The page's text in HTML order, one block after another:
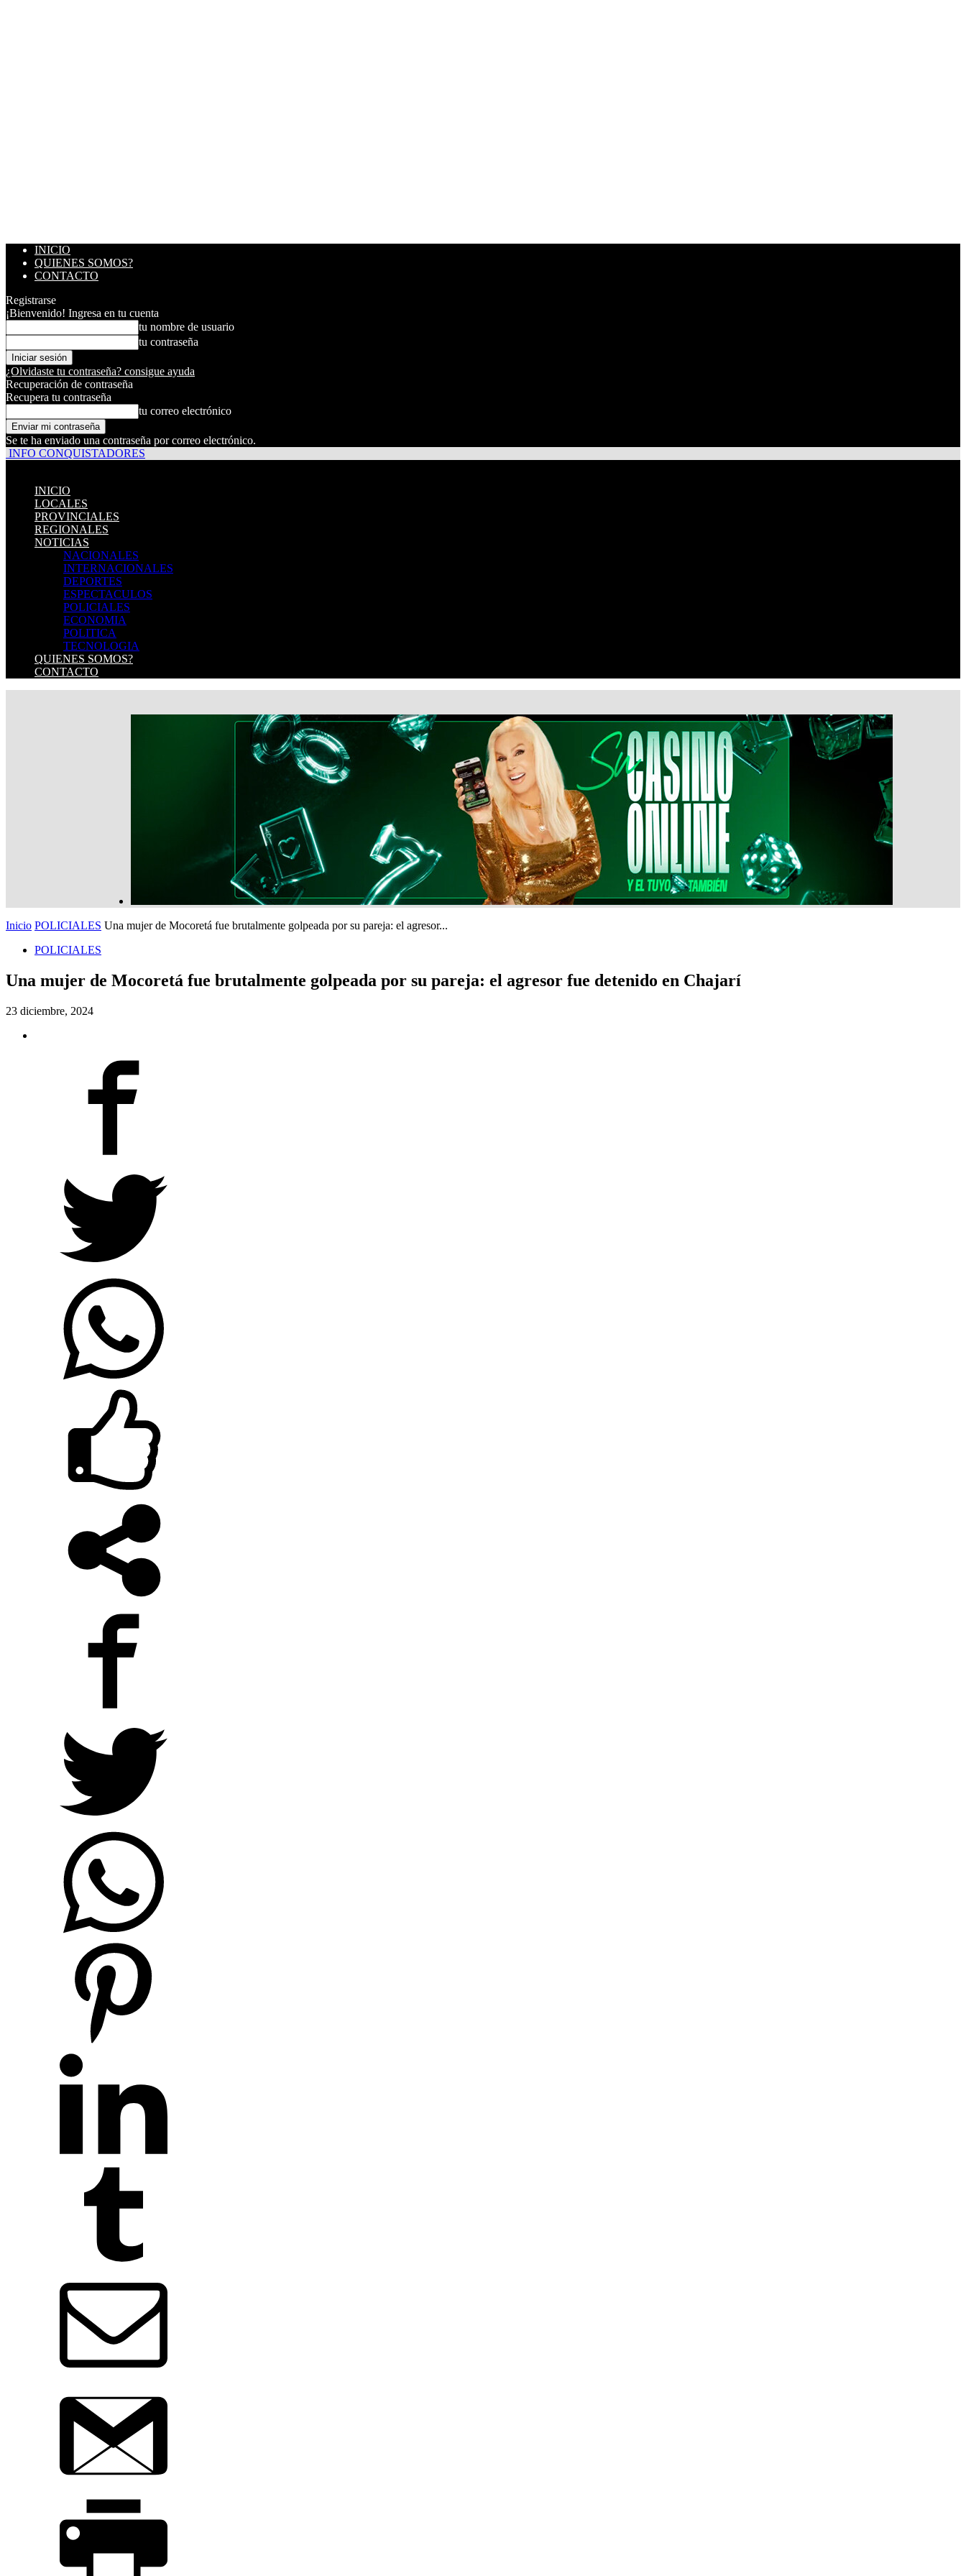
INICIO
QUIENES SOMOS?
CONTACTO
Registrarse
¡Bienvenido! Ingresa en tu cuenta
tu nombre de usuario
tu contraseña
¿Olvidaste tu contraseña? consigue ayuda
Recuperación de contraseña
Recupera tu contraseña
tu correo electrónico
Se te ha enviado una contraseña por correo electrónico.
INFO CONQUISTADORES
INICIO
LOCALES
PROVINCIALES
REGIONALES
NOTICIAS
NACIONALES
INTERNACIONALES
DEPORTES
ESPECTACULOS
POLICIALES
ECONOMIA
POLITICA
TECNOLOGIA
QUIENES SOMOS?
CONTACTO
Inicio POLICIALES Una mujer de Mocoretá fue brutalmente golpeada por su pareja: el agresor...
POLICIALES
Una mujer de Mocoretá fue brutalmente golpeada por su pareja: el agresor fue detenido en Chajarí
23 diciembre, 2024